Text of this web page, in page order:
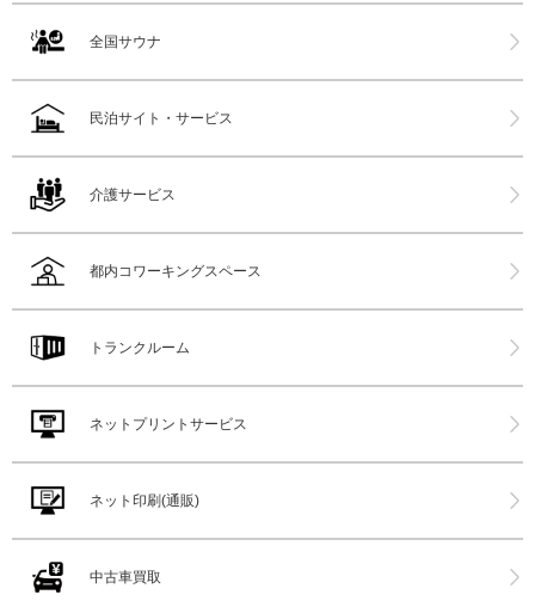
全国サウナ
民泊サイト・サービス
介護サービス
都内コワーキングスペース
トランクルーム
ネットプリントサービス
ネット印刷(通販)
中古車買取